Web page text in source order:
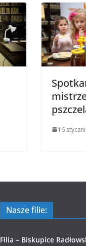
16
Nasze filie:
Filia – Biskupice